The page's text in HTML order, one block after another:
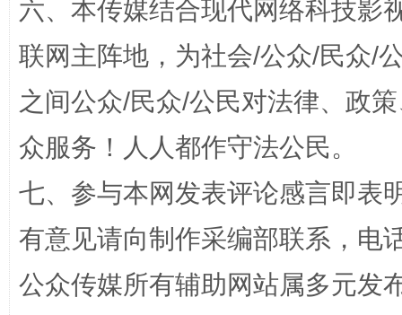
“蜀中异人”王建安的艺术幻境
六、本传媒结合现代网络科技影
联网主阵地，为社会/公众/民众/
之间公众/民众/公民对法律、政
众服务！人人都作守法公民。
七、参与本网发表评论感言即表
有意见请向制作采编部联系，电
公众传媒所有辅助网站属多元发